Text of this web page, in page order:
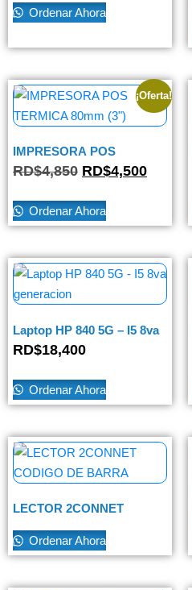
Ordenar Ahora
¡Oferta!
IMPRESORA POS
TERMICA 80mm (3″)
RD$4,850 RD$4,500
Ordenar Ahora
Laptop HP 840 5G – I5 8va
generacion
RD$18,400
Ordenar Ahora
LECTOR 2CONNET
Ordenar Ahora